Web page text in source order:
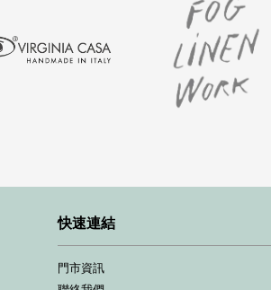
快速連結
門市資訊